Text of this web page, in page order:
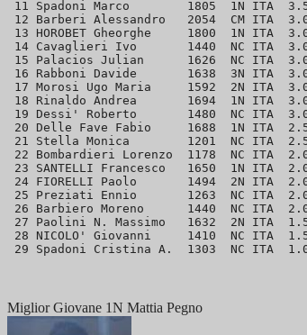
11 Spadoni Marco        1805  1N ITA
12 Barberi Alessandro   2054  CM ITA
13 HOROBET Gheorghe     1800  1N ITA
14 Cavaglieri Ivo       1440  NC ITA  3.0
15 Palacios Julian      1626  NC ITA  3.0
16 Rabboni Davide       1638  3N ITA
17 Morosi Ugo Maria     1592  2N ITA
18 Rinaldo Andrea       1694  1N ITA  3.0
19 Dessi' Roberto       1480  NC ITA  3.0
20 Delle Fave Fabio     1688  1N ITA
21 Stella Monica        1201  NC ITA  2.5
22 Bombardieri Lorenzo  1178  NC ITA
23 SANTELLI Francesco   1650  1N ITA
24 FIORELLI Paolo       1494  2N ITA
25 Preziati Ennio       1263  NC ITA  2.0
26 Barbiero Moreno      1440  NC ITA
27 Paolini N. Massimo   1632  2N ITA
28 NICOLO' Giovanni     1410  NC ITA
Miglior Giovane 1N Mattia Pegno